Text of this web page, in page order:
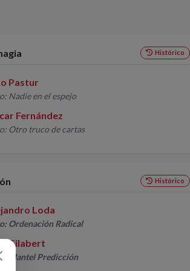
Histórico
Pastur
Nadie en el espejo
Fernández
Otro truco de cartas
Histórico
Loda
Ordenación Radical
Gilabert
Mantel Predicción